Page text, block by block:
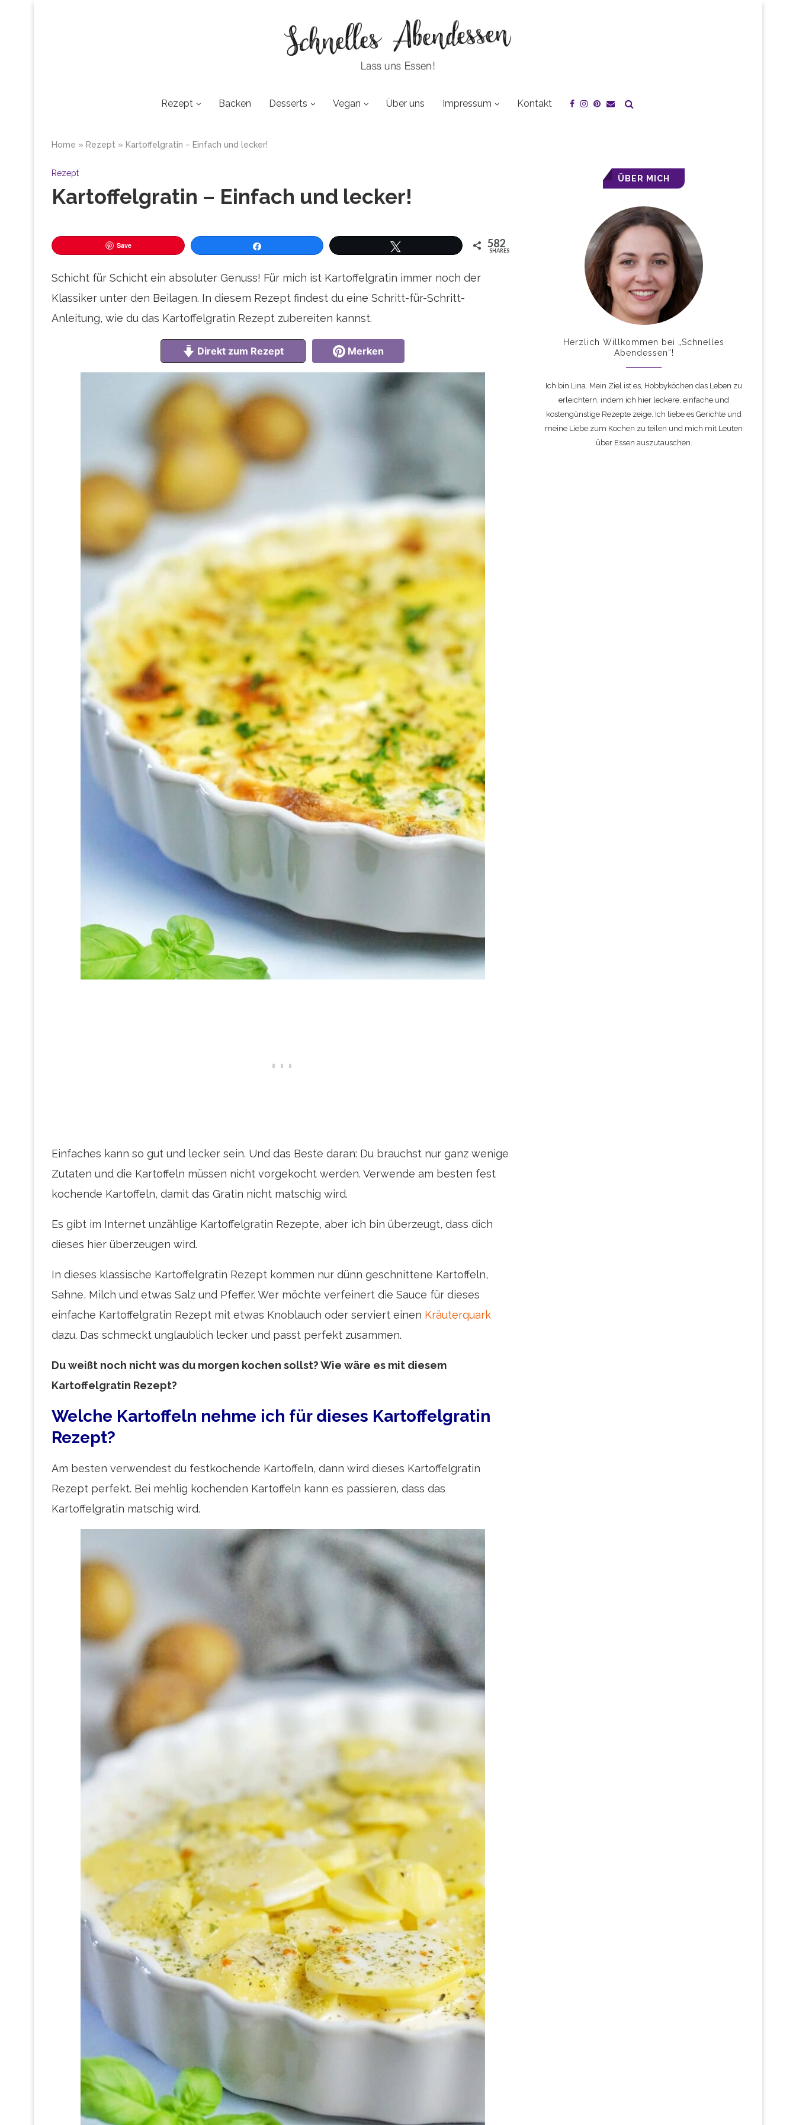
Rezept Backen Desserts Vegan Über uns Impressum Kontakt
Home » Rezept » Kartoffelgratin – Einfach und lecker!
Rezept
Kartoffelgratin – Einfach und lecker!
Save 582
SHARES
Schicht für Schicht ein absoluter Genuss! Für mich ist Kartoffelgratin immer noch der
Klassiker unter den Beilagen. In diesem Rezept findest du eine Schritt-für-Schritt-
Anleitung, wie du das Kartoffelgratin Rezept zubereiten kannst.
Direkt zum Rezept Merken
Einfaches kann so gut und lecker sein. Und das Beste daran: Du brauchst nur ganz wenige
Zutaten und die Kartoffeln müssen nicht vorgekocht werden. Verwende am besten fest
kochende Kartoffeln, damit das Gratin nicht matschig wird.
Es gibt im Internet unzählige Kartoffelgratin Rezepte, aber ich bin überzeugt, dass dich
dieses hier überzeugen wird.
In dieses klassische Kartoffelgratin Rezept kommen nur dünn geschnittene Kartoffeln,
Sahne, Milch und etwas Salz und Pfeffer. Wer möchte verfeinert die Sauce für dieses
einfache Kartoffelgratin Rezept mit etwas Knoblauch oder serviert einen Kräuterquark
dazu. Das schmeckt unglaublich lecker und passt perfekt zusammen.
Du weißt noch nicht was du morgen kochen sollst? Wie wäre es mit diesem
Kartoffelgratin Rezept?
Welche Kartoffeln nehme ich für dieses Kartoffelgratin
Rezept?
Am besten verwendest du festkochende Kartoffeln, dann wird dieses Kartoffelgratin
Rezept perfekt. Bei mehlig kochenden Kartoffeln kann es passieren, dass das
Kartoffelgratin matschig wird.
ÜBER MICH
Herzlich Willkommen bei „Schnelles
Abendessen“!
Ich bin Lina. Mein Ziel ist es, Hobbyköchen das Leben zu
erleichtern, indem ich hier leckere, einfache und
kostengünstige Rezepte zeige. Ich liebe es Gerichte und
meine Liebe zum Kochen zu teilen und mich mit Leuten
über Essen auszutauschen.